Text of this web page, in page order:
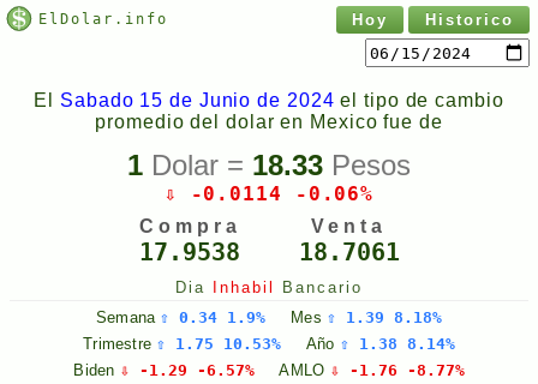
ElDolar.info Hoy Historico
El Sabado 15 de Junio de 2024 el tipo de cambio
promedio del dolar en Mexico fue de
1 Dolar = 18.33 Pesos
⇩ -0.0114 -0.06%
Compra
17.9538
Venta
18.7061
Dia Inhabil
Bancario
Semana ⇧ 0.34 1.9% Mes ⇧ 1.39 8.18%
Trimestre ⇧ 1.75 10.53% Año ⇧ 1.38 8.14%
Biden ⇩ -1.29 -6.57% AMLO ⇩ -1.76 -8.77%